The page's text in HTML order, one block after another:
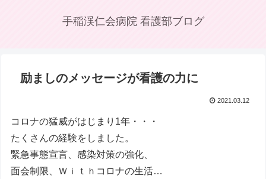
手稲渓仁会病院 看護部ブログ
励ましのメッセージが看護の力に
2021.03.12
コロナの猛威がはじまり1年・・・
たくさんの経験をしました。
緊急事態宣言、感染対策の強化、
面会制限、Ｗｉｔｈコロナの生活…